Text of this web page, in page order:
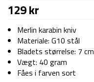
129kr
Merlin karabin kniv
Materiale: G10 stål
Bladets størrelse: 7 cm
Vægt: 40 gram
Fåes i farven sort